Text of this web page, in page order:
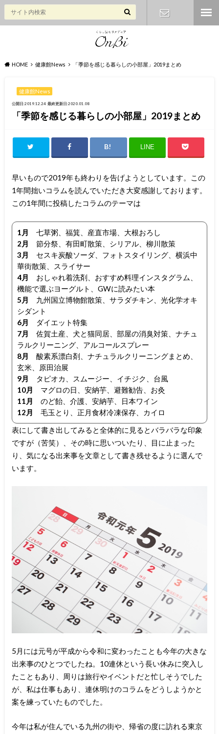
せ
HOME 健康館News 「季節を感じる暮らしの小部屋」2019まとめ
健康館News
公開日:2019.12.24 最終更新日:2020.01.08
「季節を感じる暮らしの小部屋」2019まとめ
LINE
早いもので2019年も終わりを告げようとしています。この
1年間拙いコラムを読んでいただき大変感謝しております。
この1年間に投稿したコラムのテーマは
1月 七草粥、福箕、産直市場、大根おろし
2月 節分祭、有田町散策、シリアル、柳川散策
3月 セスキ炭酸ソーダ、フォトスタイリング、横浜中
華街散策、スライサー
4月 おしゃれ着洗剤、おすすめ料理インスタグラム、
機能で選ぶヨーグルト、GWに読みたい本
5月 九州国立博物館散策、サラダチキン、光化学オキ
シダント
6月 ダイエット特集
7月 佐賀土産、犬と猫同居、部屋の消臭対策、ナチュ
ラルクリーニング、アルコールスプレー
8月 酸素系漂白剤、ナチュラルクリーニングまとめ、
玄米、原田治展
9月 タピオカ、スムージー、イチジク、台風
10月 マグロの日、安納芋、避難勧告、お灸
11月 のど飴、介護、安納芋、日本ワイン
12月 毛玉とり、正月食材冷凍保存、カイロ
表にして書き出してみると全体的に見るとバラバラな印象
ですが（苦笑）、その時に思いついたり、目に止まった
り、気になる出来事を文章として書き残せるように選んで
います。
5月には元号が平成から令和に変わったことも今年の大きな
出来事のひとつでしたね。10連休という長い休みに突入し
たこともあり、周りは旅行やイベントだと忙しそうでした
が、私は仕事もあり、連休明けのコラムをどうしようかと
案を練っていたものでした。
今年は私が住んでいる九州の街や、帰省の度に訪れる東京